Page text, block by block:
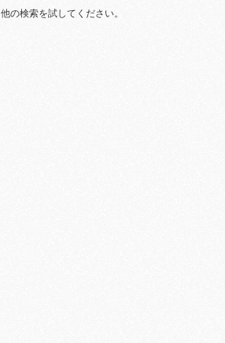
他の検索を試してください。